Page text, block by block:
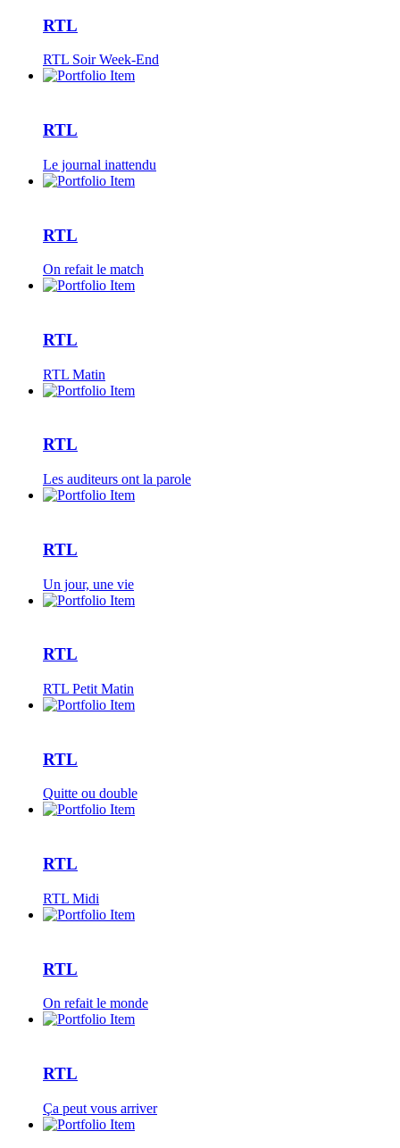
RTL
RTL Soir Week-End
RTL
Le journal inattendu
RTL
On refait le match
RTL
RTL Matin
RTL
Les auditeurs ont la parole
RTL
Un jour, une vie
RTL
RTL Petit Matin
RTL
Quitte ou double
RTL
RTL Midi
RTL
On refait le monde
RTL
Ça peut vous arriver